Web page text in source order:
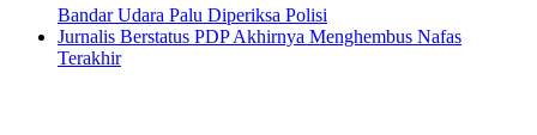
Bandar Udara Palu Diperiksa Polisi
Jurnalis Berstatus PDP Akhirnya Menghembus Nafas
Terakhir